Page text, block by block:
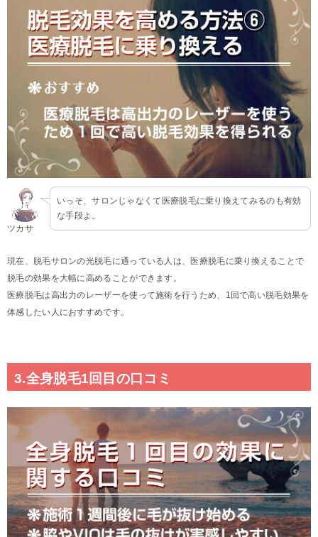
ツカサ
いっそ、サロンじゃなくて医療脱毛に乗り換えてみるのも有効
な手段よ。
現在、脱毛サロンの光脱毛に通っている人は、医療脱毛に乗り換えることで
脱毛の効果を大幅に高めることができます。
医療脱毛は高出力のレーザーを使って施術を行うため、1回で高い脱毛効果を
体感したい人におすすめです。
3.全身脱毛1回目の口コミ